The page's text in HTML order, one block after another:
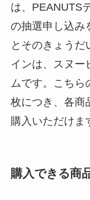
は、PEANUTS
の抽選申し込み
とそのきょう
インは、スヌー
ムです。こちら
枚につき、各商
購入いただけま
購入できる商